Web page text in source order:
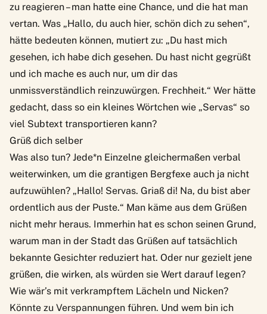
zu reagieren – man hatte eine Chance, und die hat man
vertan. Was „Hallo, du auch hier, schön dich zu sehen“,
hätte bedeuten können, mutiert zu: „Du hast mich
gesehen, ich habe dich gesehen. Du hast nicht gegrüßt
und ich mache es auch nur, um dir das
unmissverständlich reinzuwürgen. Frechheit.“ Wer hätte
gedacht, dass so ein kleines Wörtchen wie „Servas“ so
viel Subtext transportieren kann?
Grüß dich selber
Was also tun? Jede*n Einzelne gleichermaßen verbal
weiterwinken, um die grantigen Bergfexe auch ja nicht
aufzuwühlen? „Hallo! Servas. Griaß di! Na, du bist aber
ordentlich aus der Puste.“ Man käme aus dem Grüßen
nicht mehr heraus. Immerhin hat es schon seinen Grund,
warum man in der Stadt das Grüßen auf tatsächlich
bekannte Gesichter reduziert hat. Oder nur gezielt jene
grüßen, die wirken, als würden sie Wert darauf legen?
Wie wär’s mit verkrampftem Lächeln und Nicken?
Könnte zu Verspannungen führen. Und wem bin ich